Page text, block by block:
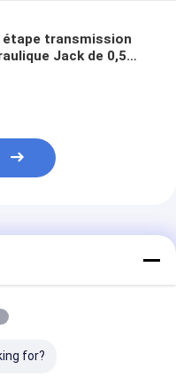
étape transmission
Jack de 0,5
for?